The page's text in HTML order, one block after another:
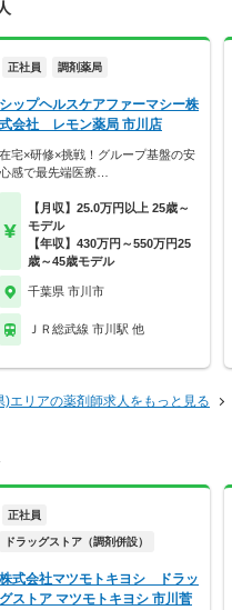
正社員 調剤薬局
シップヘルスケアファーマシー株
式会社 レモン薬局 市川店
在宅×研修×挑戦！グループ基盤の安
心感で最先端医療…
【月収】25.0万円以上 25歳～
モデル
【年収】430万円～550万円25
歳～45歳モデル
千葉県 市川市
ＪＲ総武線 市川駅 他
)エリアの薬剤師求人をもっと見る
正社員
ドラッグストア（調剤併設）
株式会社マツモトキヨシ ドラッ
グストア マツモトキヨシ 市川菅